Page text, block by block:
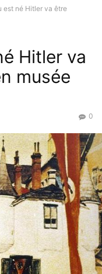
est né Hitler va être
Hitler va
musée
0